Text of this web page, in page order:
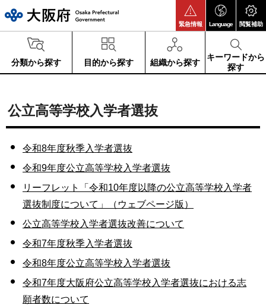
緊急情報 Language 閲覧補助
分類から探す 目的から探す 組織から探す
キーワードから
探す
公立高等学校入学者選抜
令和8年度秋季入学者選抜
令和9年度公立高等学校入学者選抜
リーフレット「令和10年度以降の公立高等学校入学者
選抜制度について」（ウェブページ版）
公立高等学校入学者選抜改善について
令和7年度秋季入学者選抜
令和8年度公立高等学校入学者選抜
令和7年度大阪府公立高等学校入学者選抜における志
願者数について